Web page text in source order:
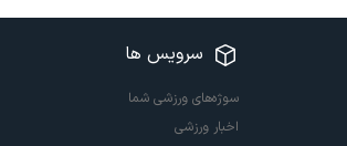
همراه با
نزدیک‌تر به
شروع کاهش
وزن
داروخانه های
سرویس ها
سوژه‌های ورزشی شما
اخبار ورزشی